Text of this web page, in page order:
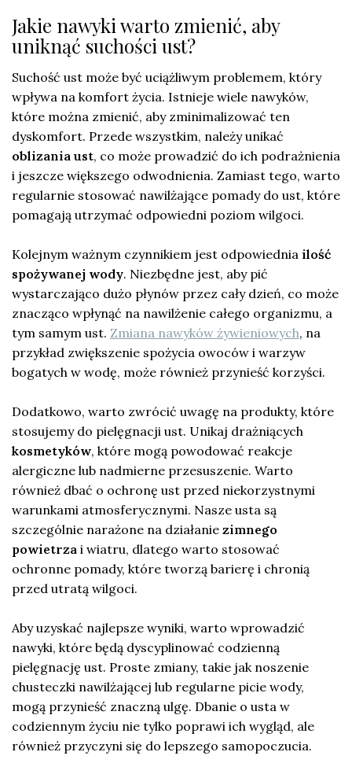
Jakie nawyki warto zmienić, aby
uniknąć suchości ust?
Suchość ust może być uciążliwym problemem, który
wpływa na komfort życia. Istnieje wiele nawyków,
które można zmienić, aby zminimalizować ten
dyskomfort. Przede wszystkim, należy unikać
oblizania ust, co może prowadzić do ich podrażnienia
i jeszcze większego odwodnienia. Zamiast tego, warto
regularnie stosować nawilżające pomady do ust, które
pomagają utrzymać odpowiedni poziom wilgoci.
Kolejnym ważnym czynnikiem jest odpowiednia ilość
spożywanej wody. Niezbędne jest, aby pić
wystarczająco dużo płynów przez cały dzień, co może
znacząco wpłynąć na nawilżenie całego organizmu, a
tym samym ust. Zmiana nawyków żywieniowych, na
przykład zwiększenie spożycia owoców i warzyw
bogatych w wodę, może również przynieść korzyści.
Dodatkowo, warto zwrócić uwagę na produkty, które
stosujemy do pielęgnacji ust. Unikaj drażniących
kosmetyków, które mogą powodować reakcje
alergiczne lub nadmierne przesuszenie. Warto
również dbać o ochronę ust przed niekorzystnymi
warunkami atmosferycznymi. Nasze usta są
szczególnie narażone na działanie zimnego
powietrza i wiatru, dlatego warto stosować
ochronne pomady, które tworzą barierę i chronią
przed utratą wilgoci.
Aby uzyskać najlepsze wyniki, warto wprowadzić
nawyki, które będą dyscyplinować codzienną
pielęgnację ust. Proste zmiany, takie jak noszenie
chusteczki nawilżającej lub regularne picie wody,
mogą przynieść znaczną ulgę. Dbanie o usta w
codziennym życiu nie tylko poprawi ich wygląd, ale
również przyczyni się do lepszego samopoczucia.